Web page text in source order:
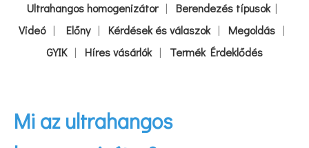
Ultrahangos homogenizátor| Berendezés típusok|
Videó| Előny| Kérdések és válaszok| Megoldás |
GYIK| Híres vásárlók| Termék Érdeklődés
Mi az ultrahangos